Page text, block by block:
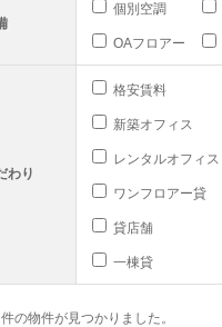
個別空調
OAフロアー
わり
格安賃料
新築オフィス
レンタルオフィス
ワンフロアー貸
貸店舗
一棟貸
の物件が見つかりました。